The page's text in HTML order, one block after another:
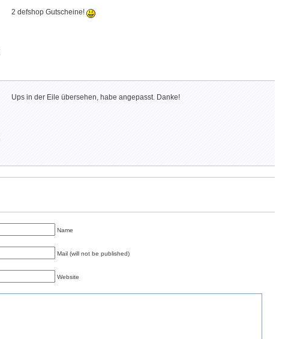
2 defshop Gutscheine!
Ups in der Eile übersehen, habe angepasst. Danke!
Name
Mail (will not be published)
Website